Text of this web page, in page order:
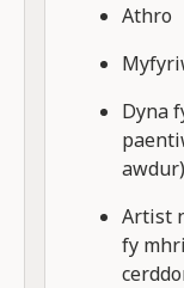
Athro
Dyna
awdur)
Artist
fy